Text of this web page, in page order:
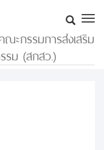
ะกรรมการส่งเสริม
รม (สกสว.)